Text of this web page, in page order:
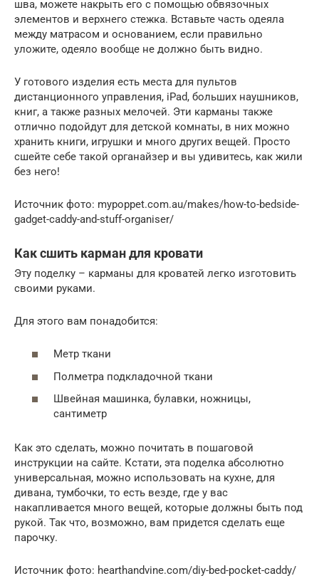
шва, можете накрыть его с помощью обвязочных
элементов и верхнего стежка. Вставьте часть одеяла
между матрасом и основанием, если правильно
уложите, одеяло вообще не должно быть видно.
У готового изделия есть места для пультов
дистанционного управления, iPad, больших наушников,
книг, а также разных мелочей. Эти карманы также
отлично подойдут для детской комнаты, в них можно
хранить книги, игрушки и много других вещей. Просто
сшейте себе такой органайзер и вы удивитесь, как жили
без него!
Источник фото: mypoppet.com.au/makes/how-to-bedside-
gadget-caddy-and-stuff-organiser/
Как сшить карман для кровати
Эту поделку – карманы для кроватей легко изготовить
своими руками.
Для этого вам понадобится:
Метр ткани
Полметра подкладочной ткани
Швейная машинка, булавки, ножницы,
сантиметр
Как это сделать, можно почитать в пошаговой
инструкции на сайте. Кстати, эта поделка абсолютно
универсальная, можно использовать на кухне, для
дивана, тумбочки, то есть везде, где у вас
накапливается много вещей, которые должны быть под
рукой. Так что, возможно, вам придется сделать еще
парочку.
Источник фото: hearthandvine.com/diy-bed-pocket-caddy/